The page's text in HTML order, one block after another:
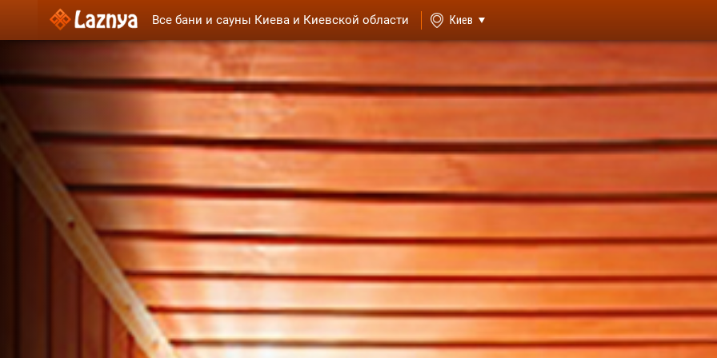
Все бани и сауны Киева и Киевской области Киев